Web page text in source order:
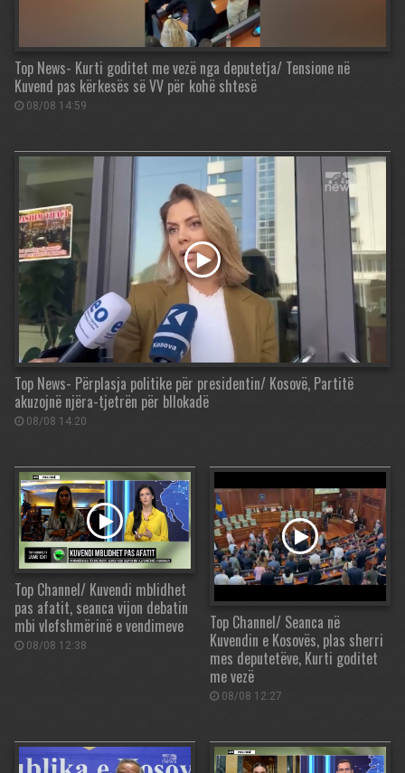
Top News- Kurti goditet me vezë nga deputetja/ Tensione në
Kuvend pas kërkesës së VV për kohë shtesë
08/08 14:59
Top News- Përplasja politike për presidentin/ Kosovë, Partitë
akuzojnë njëra-tjetrën për bllokadë
08/08 14:20
Top Channel/ Kuvendi mblidhet
pas afatit, seanca vijon debatin
mbi vlefshmërinë e vendimeve
08/08 12:38
Top Channel/ Seanca në
Kuvendin e Kosovës, plas sherri
mes deputetëve, Kurti goditet
me vezë
08/08 12:27